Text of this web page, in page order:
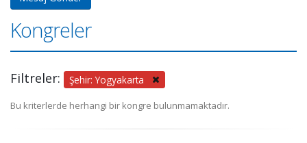
Kongreler
Filtreler: Şehir: Yogyakarta
Bu kriterlerde herhangi bir kongre bulunmamaktadır.